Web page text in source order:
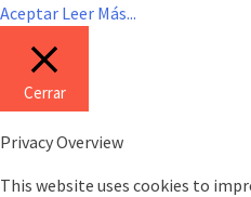
Aceptar Leer Más...
Cerrar
Privacy Overview
This website uses cookies to